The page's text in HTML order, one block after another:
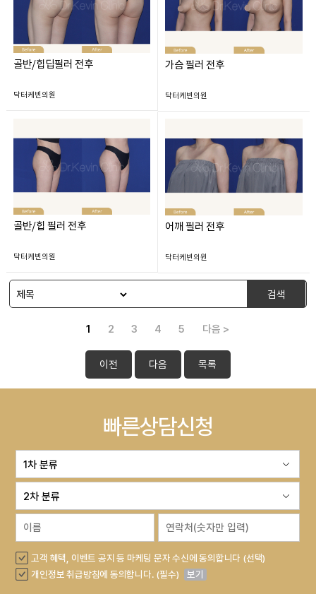
골반/힙딥필러 전후
닥터케빈의원
가슴 필러 전후
닥터케빈의원
골반/힙 필러 전후
닥터케빈의원
어깨 필러 전후
닥터케빈의원
검색
1 2 3 4 5 다음 >
이전 다음 목록
빠른상담신청
고객 혜택, 이벤트 공지 등 마케팅 문자 수신에 동의합니다 (선택)
개인정보 취급방침에 동의합니다. (필수)
보기